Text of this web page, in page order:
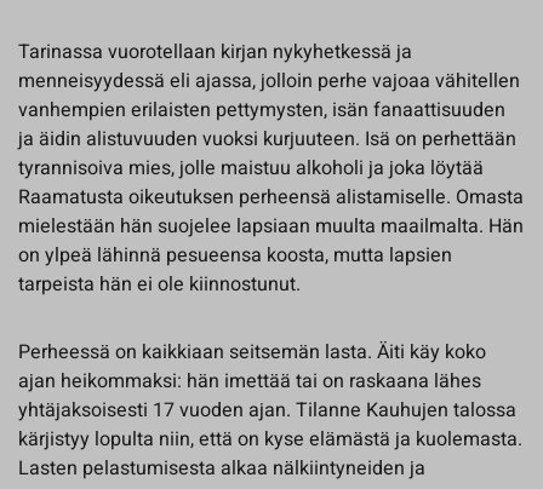
Tarinassa vuorotellaan kirjan nykyhetkessä ja
menneisyydessä eli ajassa, jolloin perhe vajoaa vähitellen
vanhempien erilaisten pettymysten, isän fanaattisuuden
ja äidin alistuvuuden vuoksi kurjuuteen. Isä on perhettään
tyrannisoiva mies, jolle maistuu alkoholi ja joka löytää
Raamatusta oikeutuksen perheensä alistamiselle. Omasta
mielestään hän suojelee lapsiaan muulta maailmalta. Hän
on ylpeä lähinnä pesueensa koosta, mutta lapsien
tarpeista hän ei ole kiinnostunut.
Perheessä on kaikkiaan seitsemän lasta. Äiti käy koko
ajan heikommaksi: hän imettää tai on raskaana lähes
yhtäjaksoisesti 17 vuoden ajan. Tilanne Kauhujen talossa
kärjistyy lopulta niin, että on kyse elämästä ja kuolemasta.
Lasten pelastumisesta alkaa nälkiintyneiden ja